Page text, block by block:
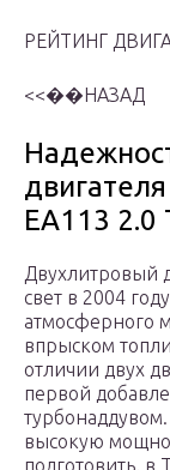
РЕЙТИНГ
<<��НАЗАД
ЕА113 2.0
Двухлитровый
свет в 2004
атмосферного
впрыском
отличии двух
первой
высокую
подготовить, в